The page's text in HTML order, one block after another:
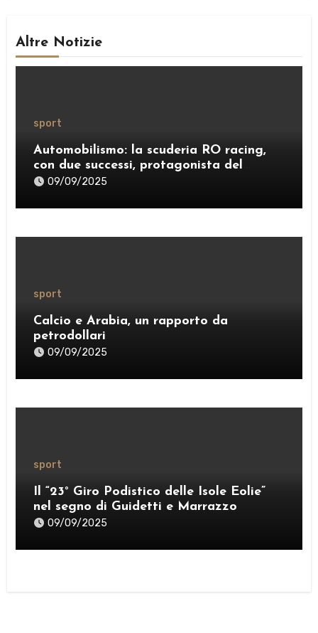
Altre Notizie
sport
Automobilismo: la scuderia RO racing,
con due successi, protagonista del
weekend
09/09/2025
sport
Calcio e Arabia, un rapporto da
petrodollari
09/09/2025
sport
Il “23° Giro Podistico delle Isole Eolie”
nel segno di Guidetti e Marrazzo
09/09/2025